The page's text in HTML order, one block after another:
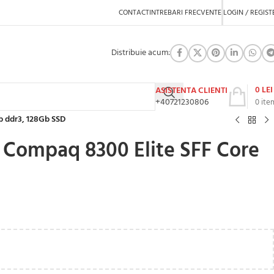
CONTACTINTREBARI FRECVENTE LOGIN /
Distribuie acum:
ASISTENTA CLIENTI
+40721230806
0
0 LEI
128Gb SSD
8300 Elite SFF Core